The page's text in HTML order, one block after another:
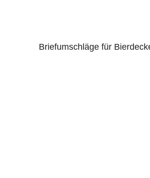
4.00
Briefumschläge für